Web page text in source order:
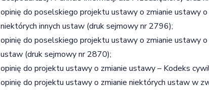
opinię do poselskiego projektu ustawy o zmianie ustawy
niektórych innych ustaw (druk sejmowy nr 2796);
opinię do poselskiego projektu ustawy o zmianie ustawy
ustaw (druk sejmowy nr 2870);
opinię do projektu ustawy o zmianie ustawy – Kodeks
opinię do projektu ustawy o zmianie niektórych ustaw w